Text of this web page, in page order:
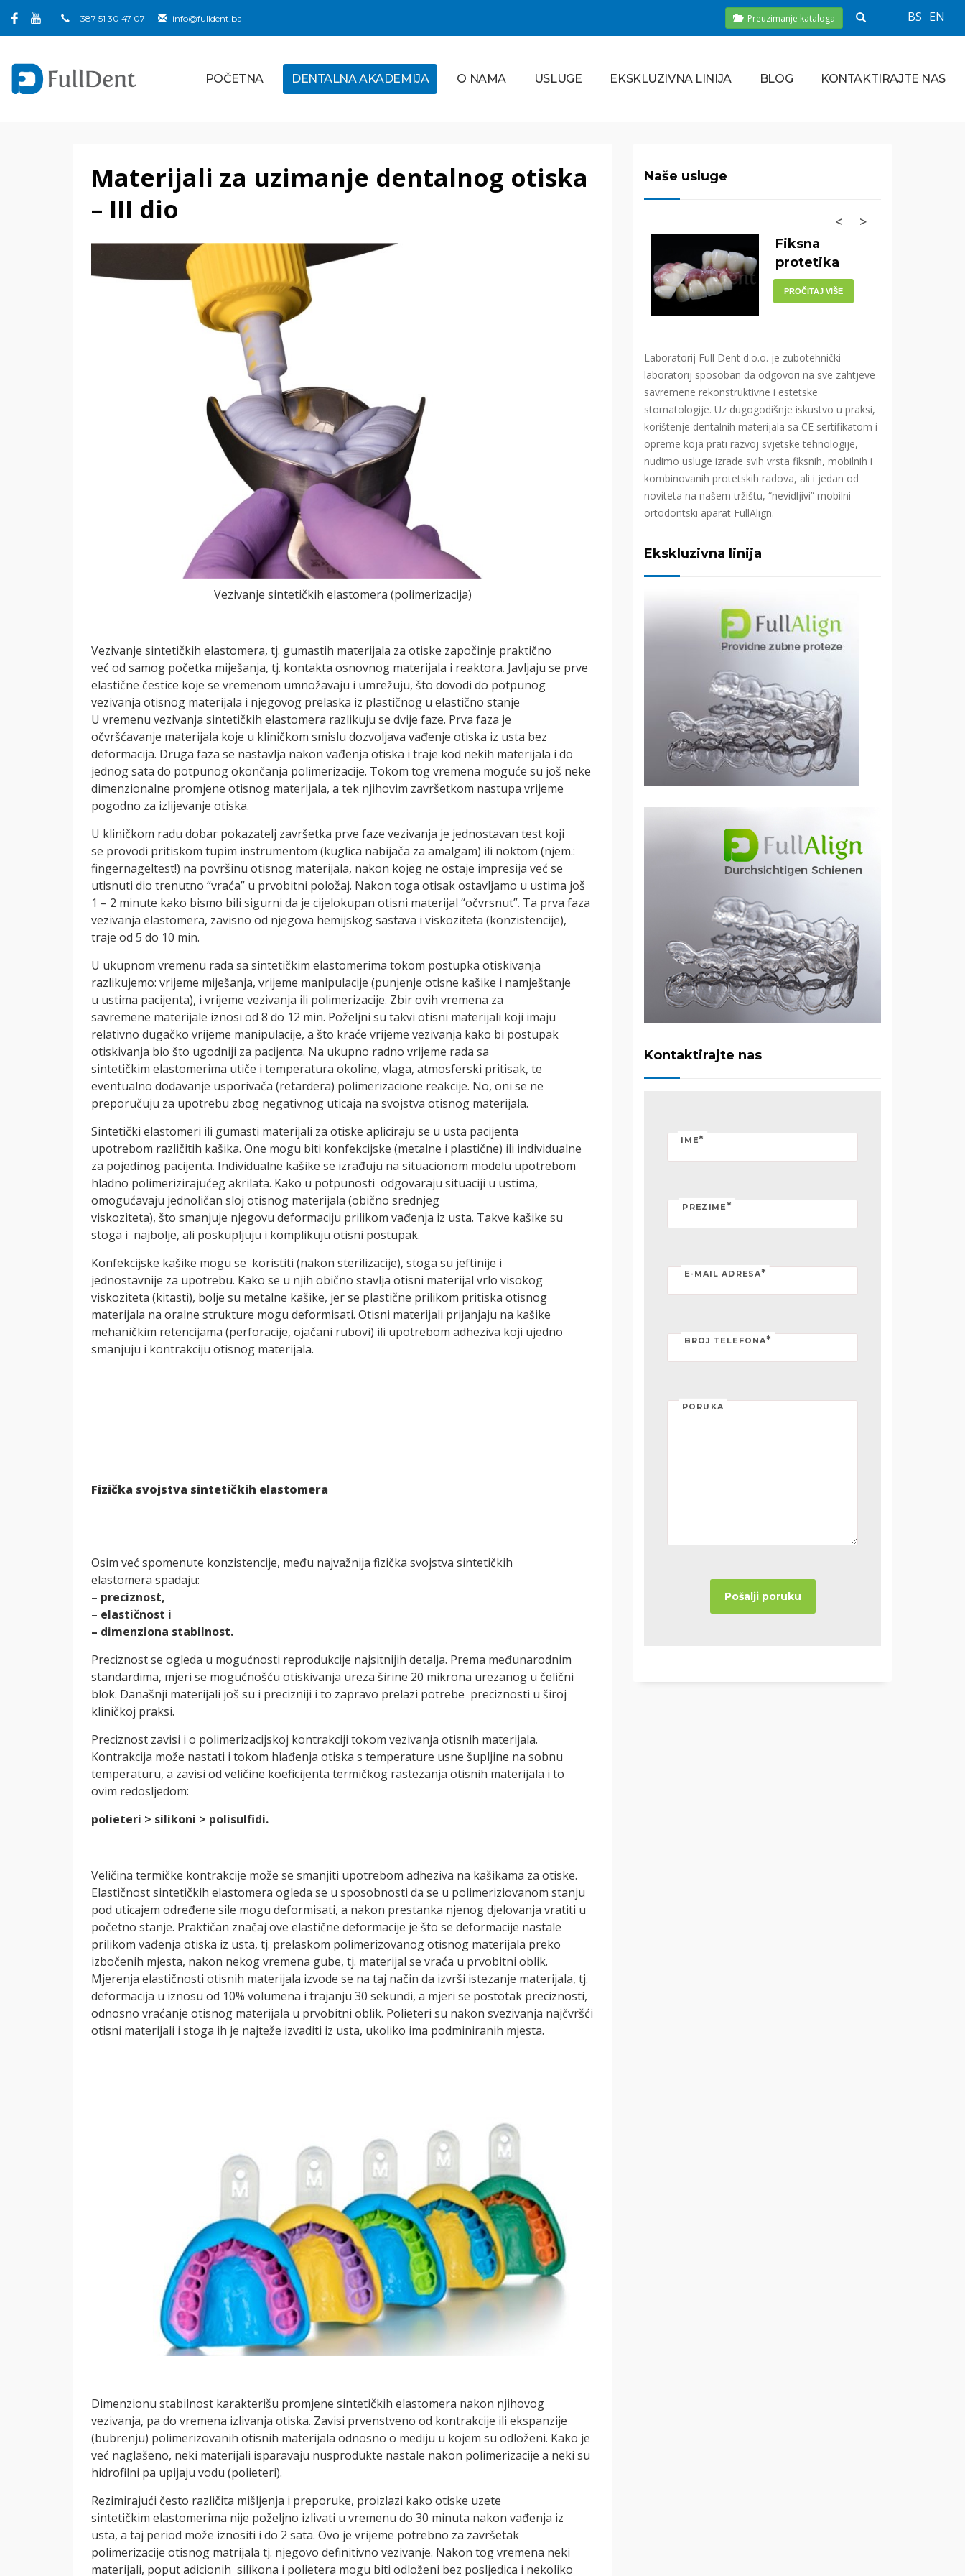
BS EN
+387 51 30 47 07 info@fulldent.ba Preuzimanje kataloga
POČETNA DENTALNA AKADEMIJA O NAMA USLUGE EKSKLUZIVNA LINIJA BLOG KONTAKTIRAJTE NAS
Materijali za uzimanje dentalnog otiska
– III dio
Vezivanje sintetičkih elastomera (polimerizacija)
Vezivanje sintetičkih elastomera, tj. gumastih materijala za otiske započinje praktično
već od samog početka miješanja, tj. kontakta osnovnog materijala i reaktora. Javljaju se prve
elastične čestice koje se vremenom umnožavaju i umrežuju, što dovodi do potpunog
vezivanja otisnog materijala i njegovog prelaska iz plastičnog u elastično stanje
U vremenu vezivanja sintetičkih elastomera razlikuju se dvije faze. Prva faza je
očvršćavanje materijala koje u kliničkom smislu dozvoljava vađenje otiska iz usta bez
deformacija. Druga faza se nastavlja nakon vađenja otiska i traje kod nekih materijala i do
jednog sata do potpunog okončanja polimerizacije. Tokom tog vremena moguće su još neke
dimenzionalne promjene otisnog materijala, a tek njihovim završetkom nastupa vrijeme
pogodno za izlijevanje otiska.
U kliničkom radu dobar pokazatelj završetka prve faze vezivanja je jednostavan test koji
se provodi pritiskom tupim instrumentom (kuglica nabijača za amalgam) ili noktom (njem.:
fingernageltest!) na površinu otisnog materijala, nakon kojeg ne ostaje impresija već se
utisnuti dio trenutno “vraća” u prvobitni položaj. Nakon toga otisak ostavljamo u ustima još
1 – 2 minute kako bismo bili sigurni da je cijelokupan otisni materijal “očvrsnut”. Ta prva faza
vezivanja elastomera, zavisno od njegova hemijskog sastava i viskoziteta (konzistencije),
traje od 5 do 10 min.
U ukupnom vremenu rada sa sintetičkim elastomerima tokom postupka otiskivanja
razlikujemo: vrijeme miješanja, vrijeme manipulacije (punjenje otisne kašike i namještanje
u ustima pacijenta), i vrijeme vezivanja ili polimerizacije. Zbir ovih vremena za
savremene materijale iznosi od 8 do 12 min. Poželjni su takvi otisni materijali koji imaju
relativno dugačko vrijeme manipulacije, a što kraće vrijeme vezivanja kako bi postupak
otiskivanja bio što ugodniji za pacijenta. Na ukupno radno vrijeme rada sa
sintetičkim elastomerima utiče i temperatura okoline, vlaga, atmosferski pritisak, te
eventualno dodavanje usporivača (retardera) polimerizacione reakcije. No, oni se ne
preporučuju za upotrebu zbog negativnog uticaja na svojstva otisnog materijala.
Sintetički elastomeri ili gumasti materijali za otiske apliciraju se u usta pacijenta
upotrebom različitih kašika. One mogu biti konfekcijske (metalne i plastične) ili individualne
za pojedinog pacijenta. Individualne kašike se izrađuju na situacionom modelu upotrebom
hladno polimerizirajućeg akrilata. Kako u potpunosti odgovaraju situaciji u ustima,
omogućavaju jednoličan sloj otisnog materijala (obično srednjeg
viskoziteta), što smanjuje njegovu deformaciju prilikom vađenja iz usta. Takve kašike su
stoga i najbolje, ali poskupljuju i komplikuju otisni postupak.
Konfekcijske kašike mogu se koristiti (nakon sterilizacije), stoga su jeftinije i
jednostavnije za upotrebu. Kako se u njih obično stavlja otisni materijal vrlo visokog
viskoziteta (kitasti), bolje su metalne kašike, jer se plastične prilikom pritiska otisnog
materijala na oralne strukture mogu deformisati. Otisni materijali prijanjaju na kašike
mehaničkim retencijama (perforacije, ojačani rubovi) ili upotrebom adheziva koji ujedno
smanjuju i kontrakciju otisnog materijala.
Fizička svojstva sintetičkih elastomera
Osim već spomenute konzistencije, među najvažnija fizička svojstva sintetičkih
elastomera spadaju:
– preciznost,
– elastičnost i
– dimenziona stabilnost.
Preciznost se ogleda u mogućnosti reprodukcije najsitnijih detalja. Prema međunarodnim
standardima, mjeri se mogućnošću otiskivanja ureza širine 20 mikrona urezanog u čelični
blok. Današnji materijali još su i precizniji i to zapravo prelazi potrebe preciznosti u široj
kliničkoj praksi.
Preciznost zavisi i o polimerizacijskoj kontrakciji tokom vezivanja otisnih materijala.
Kontrakcija može nastati i tokom hlađenja otiska s temperature usne šupljine na sobnu
temperaturu, a zavisi od veličine koeficijenta termičkog rastezanja otisnih materijala i to
ovim redosljedom:
polieteri > silikoni > polisulfidi.
Veličina termičke kontrakcije može se smanjiti upotrebom adheziva na kašikama za otiske.
Elastičnost sintetičkih elastomera ogleda se u sposobnosti da se u polimeriziovanom stanju
pod uticajem određene sile mogu deformisati, a nakon prestanka njenog djelovanja vratiti u
početno stanje. Praktičan značaj ove elastične deformacije je što se deformacije nastale
prilikom vađenja otiska iz usta, tj. prelaskom polimerizovanog otisnog materijala preko
izbočenih mjesta, nakon nekog vremena gube, tj. materijal se vraća u prvobitni oblik.
Mjerenja elastičnosti otisnih materijala izvode se na taj način da izvrši istezanje materijala, tj.
deformacija u iznosu od 10% volumena i trajanju 30 sekundi, a mjeri se postotak preciznosti,
odnosno vraćanje otisnog materijala u prvobitni oblik. Polieteri su nakon svezivanja najčvršći
otisni materijali i stoga ih je najteže izvaditi iz usta, ukoliko ima podminiranih mjesta.
Dimenzionu stabilnost karakterišu promjene sintetičkih elastomera nakon njihovog
vezivanja, pa do vremena izlivanja otiska. Zavisi prvenstveno od kontrakcije ili ekspanzije
(bubrenju) polimerizovanih otisnih materijala odnosno o mediju u kojem su odloženi. Kako je
već naglašeno, neki materijali isparavaju nusprodukte nastale nakon polimerizacije a neki su
hidrofilni pa upijaju vodu (polieteri).
Rezimirajući često različita mišljenja i preporuke, proizlazi kako otiske uzete
sintetičkim elastomerima nije poželjno izlivati u vremenu do 30 minuta nakon vađenja iz
usta, a taj period može iznositi i do 2 sata. Ovo je vrijeme potrebno za završetak
polimerizacije otisnog matrijala tj. njegovo definitivno vezivanje. Nakon tog vremena neki
materijali, poput adicionih silikona i polietera mogu biti odloženi bez posljedica i nekoliko
Naše usluge
< >
Fiksna
protetika
PROČITAJ VIŠE
Laboratorij Full Dent d.o.o. je zubotehnički
laboratorij sposoban da odgovori na sve zahtjeve
savremene rekonstruktivne i estetske
stomatologije. Uz dugogodišnje iskustvo u praksi,
korištenje dentalnih materijala sa CE sertifikatom i
opreme koja prati razvoj svjetske tehnologije,
nudimo usluge izrade svih vrsta fiksnih, mobilnih i
kombinovanih protetskih radova, ali i jedan od
noviteta na našem tržištu, “nevidljivi” mobilni
ortodontski aparat FullAlign.
Ekskluzivna linija
Kontaktirajte nas
IME*
PREZIME *
E-MAIL ADRESA*
BROJ TELEFONA*
PORUKA